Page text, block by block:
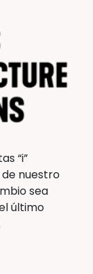
“i”
nuestro
sea
último